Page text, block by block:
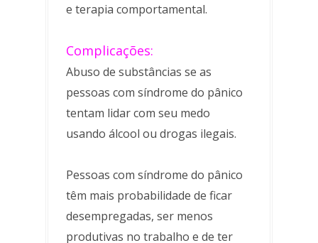
e terapia comportamental.
Complicações:
Abuso de substâncias se as
pessoas com síndrome do pânico
tentam lidar com seu medo
usando álcool ou drogas ilegais.
Pessoas com síndrome do pânico
têm mais probabilidade de ficar
desempregadas, ser menos
produtivas no trabalho e de ter